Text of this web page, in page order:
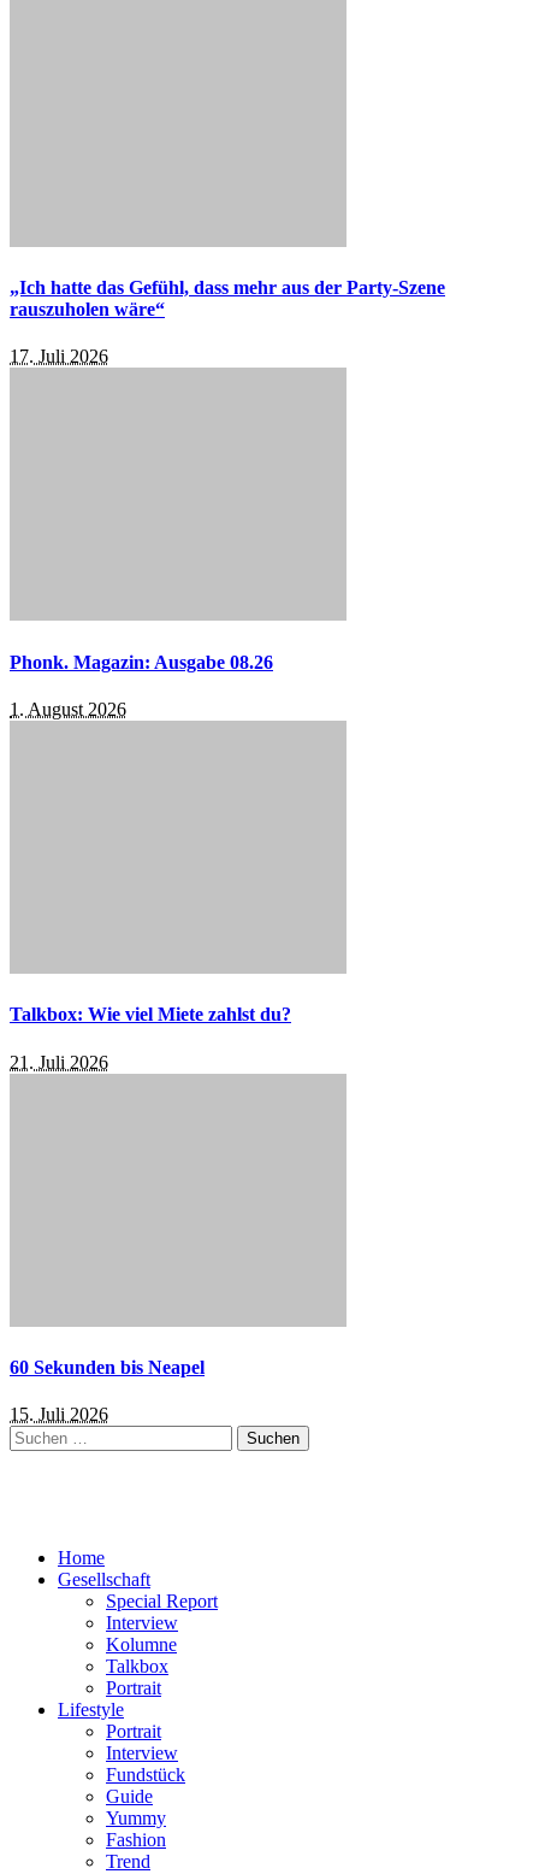
„Ich hatte das Gefühl, dass mehr aus der Party-Szene
rauszuholen wäre“
17. Juli 2026
Phonk. Magazin: Ausgabe 08.26
1. August 2026
Talkbox: Wie viel Miete zahlst du?
21. Juli 2026
60 Sekunden bis Neapel
15. Juli 2026
Suchen
nach:
Home
Gesellschaft
Special Report
Interview
Kolumne
Talkbox
Portrait
Lifestyle
Portrait
Interview
Fundstück
Guide
Yummy
Fashion
Trend